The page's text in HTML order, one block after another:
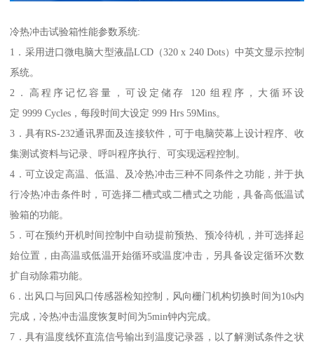
冷热冲击试验箱性能参数系统:
1．采用进口微电脑大型液晶LCD（320 x 240 Dots）中英文显示控制
系统。
2．高程序记忆容量，可设定储存 120 组程序，大循环设
定 9999 Cycles，每段时间大设定 999 Hrs 59Mins。
3．具有RS-232通讯界面及连接软件，可于电脑荧幕上设计程序、收
集测试资料与记录、呼叫程序执行、可实现远程控制。
4．可立设定高温、低温、及冷热冲击三种不同条件之功能，并于执
行冷热冲击条件时，可选择二槽式或二槽式之功能，具备高低温试
验箱的功能。
5．可在预约开机时间控制中自动提前预热、预冷待机，并可选择起
始位置，由高温或低温开始循环或温度冲击，另具备设定循环次数
扩自动除霜功能。
6．出风口与回风口传感器检知控制，风向栅门机构切换时间为10s内
完成，冷热冲击温度恢复时间为5min钟内完成。
7．具有温度线怀直流信号输出到温度记录器，以了解测试条件之状